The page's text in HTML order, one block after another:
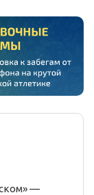
—